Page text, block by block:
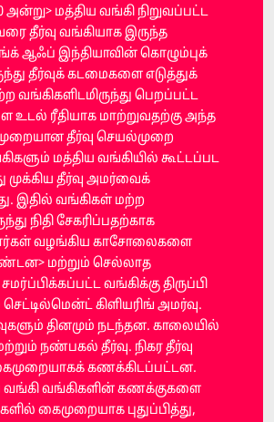
அன்று> மத்திய வங்கி நிறுவப்பட்ட
தீர்வு வங்கியாக இருந்த
ஆஃப் இந்தியாவின் கொழும்புக்
தீர்வுக் கடமைகளை எடுத்துக்
பெறப்பட்ட
ரீதியாக மாற்றுவதற்கு அந்த
தீர்வு செயல்முறை
மத்திய வங்கியில் கூட்டப்பட
தீர்வு அமர்வைக்
இதில் வங்கிகள் மற்ற
நிதி சேகரிப்பதற்காக
வழங்கிய காசோலைகளை
மற்றும் செல்லாத
வங்கிக்கு திருப்பி
கிளியரிங் அமர்வு.
தினமும் நடந்தன. காலையில்
நண்பகல் தீர்வு. நிகர தீர்வு
கணக்கிடப்பட்டன.
வங்கி வங்கிகளின் கணக்குகளை
கைமுறையாக புதுப்பித்து,